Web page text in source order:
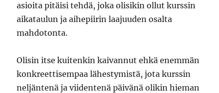
asioita pitäisi tehdä, joka olisikin ollut kurssin
aikataulun ja aihepiirin laajuuden osalta
mahdotonta.
Olisin itse kuitenkin kaivannut ehkä enemmän
konkreettisempaa lähestymistä, jota kurssin
neljäntenä ja viidentenä päivänä olikin hieman